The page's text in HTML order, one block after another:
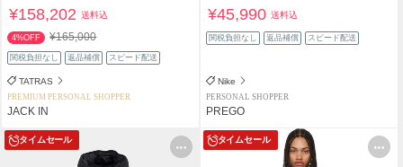
¥158,202送料込
4%OFF ¥165,000
関税負担なし 返品補償 スピード配送
TATRAS
PREMIUM PERSONAL SHOPPER
JACK IN
¥45,990送料込
関税負担なし 返品補償 スピード配送
Nike
PERSONAL SHOPPER
PREGO
タイムセール タイムセール